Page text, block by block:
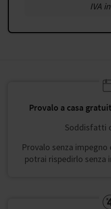
IVA
Provalo a casa
Soddisfatti
Provalo senza
potrai rispedirlo senza